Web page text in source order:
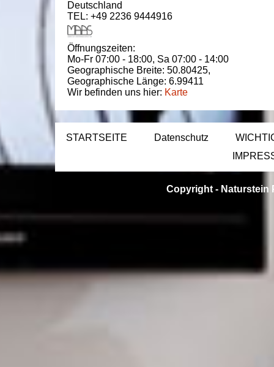
Deutschland
TEL: +49 2236 9444916
Öffnungszeiten:
Mo-Fr 07:00 - 18:00, Sa 07:00 - 14:00
Geographische Breite: 50.80425,
Geographische Länge: 6.99411
Wir befinden uns hier: Karte
STARTSEITE Datenschutz
Copyright - Naturstein